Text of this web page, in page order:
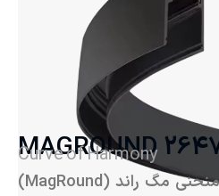
MAGROUND
Curve of Harmony
منحنی مگ راند (MagRound)